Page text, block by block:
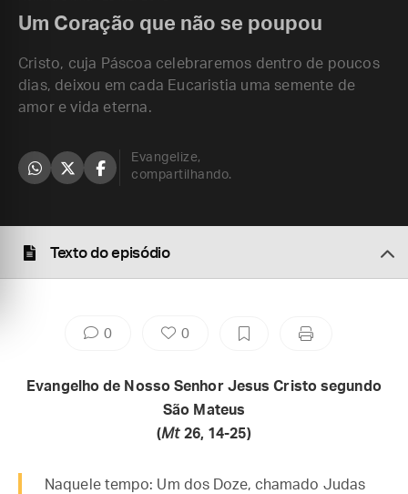
Um Coração que não se poupou
Cristo, cuja Páscoa celebraremos dentro de poucos
dias, deixou em cada Eucaristia uma semente de
amor e vida eterna.
Evangelize,
compartilhando.
Texto do episódio
0 0
Evangelho de Nosso Senhor Jesus Cristo segundo
São Mateus
(Mt26, 14-25)
Naquele tempo: Um dos Doze, chamado Judas